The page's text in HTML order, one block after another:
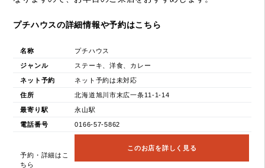
プチハウスの詳細情報や予約はこちら
名称 プチハウス
ジャンル ステーキ、洋食、カレー
ネット予約 ネット予約は未対応
住所 北海道旭川市末広一条11-1-14
最寄り駅 永山駅
電話番号 0166-57-5862
予約・詳細はこ
ちら
このお店を詳しく見る